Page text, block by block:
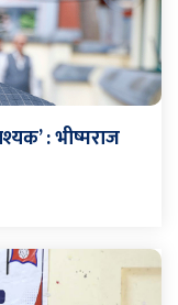
: भीष्मराज